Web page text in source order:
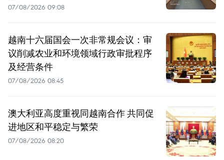
07/08/2026 09:08
越南十六届国会一次非常规会议：审
议削减农业和环境领域行政审批程序
及经营条件
07/08/2026 08:45
澳大利亚高度重视同越南合作 共同促
进地区和平稳定与繁荣
07/08/2026 08:20